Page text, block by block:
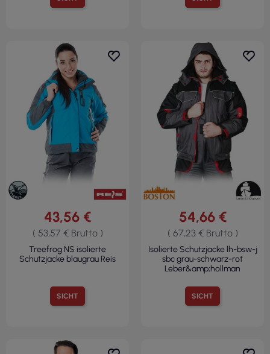
SICHT
43,56 €
( 53,57 € Brutto )
Treefrog NS isolierte
Schutzjacke blaugrau Reis
SICHT
54,66 €
( 67,23 € Brutto )
Isolierte Schutzjacke lh-bsw-j
sbc grau-schwarz-rot
Leber&amp;hollman